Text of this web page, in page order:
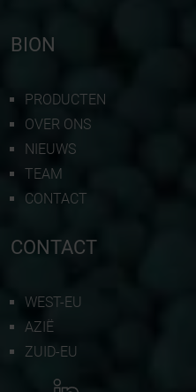
BION
PRODUCTEN
OVER ONS
NIEUWS
TEAM
CONTACT
CONTACT
WEST-EU
AZIË
ZUID-EU